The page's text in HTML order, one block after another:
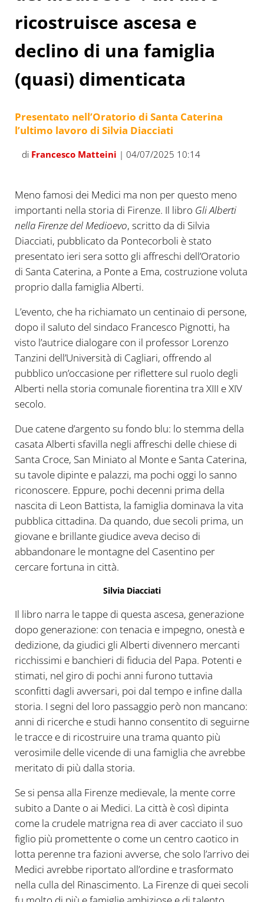
ricostruisce ascesa e
declino di una famiglia
(quasi) dimenticata
Presentato nell’Oratorio di Santa Caterina
l’ultimo lavoro di Silvia Diacciati
di Francesco Matteini | 04/07/2025 10:14
Meno famosi dei Medici ma non per questo meno
importanti nella storia di Firenze. Il libro Gli Alberti
nella Firenze del Medioevo, scritto da di Silvia
Diacciati, pubblicato da Pontecorboli è stato
presentato ieri sera sotto gli affreschi dell’Oratorio
di Santa Caterina, a Ponte a Ema, costruzione voluta
proprio dalla famiglia Alberti.
L’evento, che ha richiamato un centinaio di persone,
dopo il saluto del sindaco Francesco Pignotti, ha
visto l’autrice dialogare con il professor Lorenzo
Tanzini dell’Università di Cagliari, offrendo al
pubblico un’occasione per riflettere sul ruolo degli
Alberti nella storia comunale fiorentina tra XIII e XIV
secolo.
Due catene d’argento su fondo blu: lo stemma della
casata Alberti sfavilla negli affreschi delle chiese di
Santa Croce, San Miniato al Monte e Santa Caterina,
su tavole dipinte e palazzi, ma pochi oggi lo sanno
riconoscere. Eppure, pochi decenni prima della
nascita di Leon Battista, la famiglia dominava la vita
pubblica cittadina. Da quando, due secoli prima, un
giovane e brillante giudice aveva deciso di
abbandonare le montagne del Casentino per
cercare fortuna in città.
Silvia Diacciati
Il libro narra le tappe di questa ascesa, generazione
dopo generazione: con tenacia e impegno, onestà e
dedizione, da giudici gli Alberti divennero mercanti
ricchissimi e banchieri di fiducia del Papa. Potenti e
stimati, nel giro di pochi anni furono tuttavia
sconfitti dagli avversari, poi dal tempo e infine dalla
storia. I segni del loro passaggio però non mancano:
anni di ricerche e studi hanno consentito di seguirne
le tracce e di ricostruire una trama quanto più
verosimile delle vicende di una famiglia che avrebbe
meritato di più dalla storia.
Se si pensa alla Firenze medievale, la mente corre
subito a Dante o ai Medici. La città è così dipinta
come la crudele matrigna rea di aver cacciato il suo
figlio più promettente o come un centro caotico in
lotta perenne tra fazioni avverse, che solo l’arrivo dei
Medici avrebbe riportato all’ordine e trasformato
nella culla del Rinascimento. La Firenze di quei secoli